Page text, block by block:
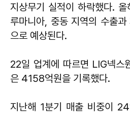
지상무기 실적이 하락했다.
루마니아, 중동 지역의 수출
으로 예상된다.
22일 업계에 따르면 LIG넥스
은 4158억원을 기록했다.
지난해 1분기 매출 비중이